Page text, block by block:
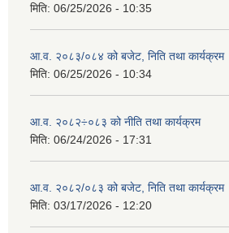
मिति: 06/25/2026 - 10:35
आ.व. २०८३/०८४ को बजेट, निति तथा कार्यक्रम
मिति: 06/25/2026 - 10:34
आ.व. २०८२÷०८३ को नीति तथा कार्यक्रम
मिति: 06/24/2026 - 17:31
आ.व. २०८२/०८३ को बजेट, निति तथा कार्यक्रम
मिति: 03/17/2026 - 12:20